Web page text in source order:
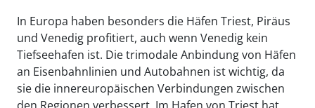
In Europa haben besonders die Häfen Triest, Piräus
und Venedig profitiert, auch wenn Venedig kein
Tiefseehafen ist. Die trimodale Anbindung von Häfen
an Eisenbahnlinien und Autobahnen ist wichtig, da
sie die innereuropäischen Verbindungen zwischen